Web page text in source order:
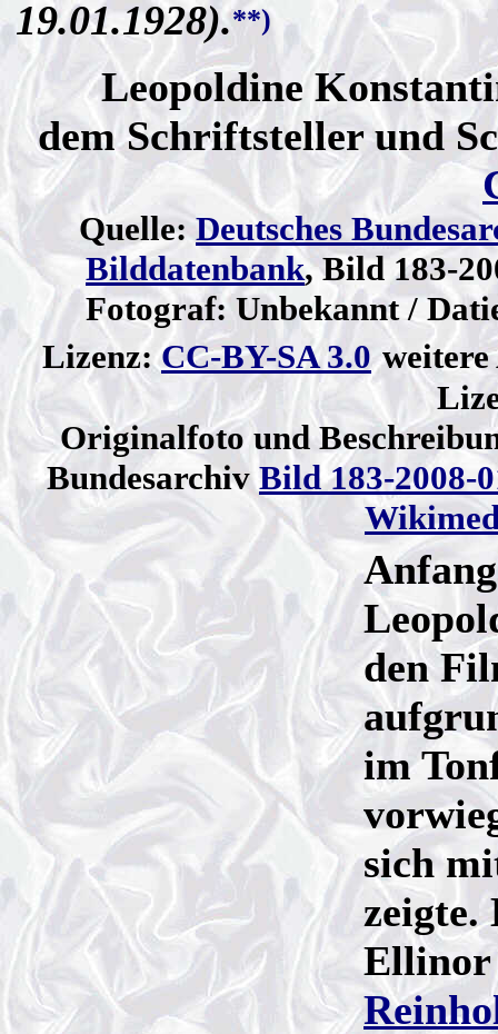
19.01.1928).**)
Leopoldine
dem Schriftsteller und
Quelle:Deutsches
Bilddatenbank, Bild 183-
Fotograf: Unbekannt /
Lizenz:CC-BY-SA 3.0
Originalfoto und
BundesarchivBild 183-2008-
den
im
sich
Ellinor